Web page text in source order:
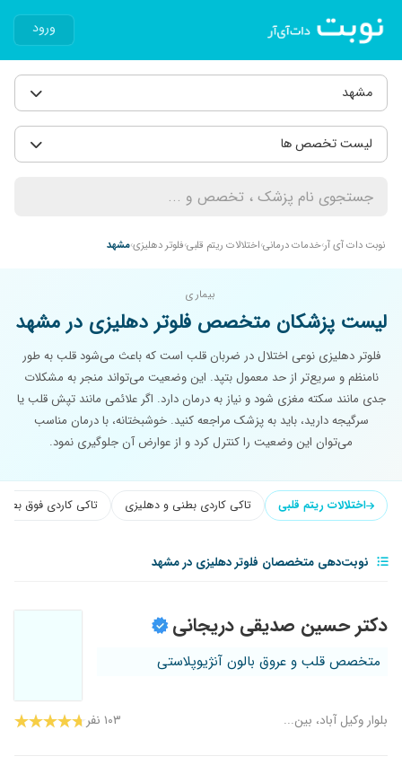
ورود
مشهد
لیست تخصص ها
نوبت دات آی آر خدمات درمانی اختلالات ریتم قلبی فلوتر دهلیزیمشهد
بیماری
لیست پزشکان متخصص فلوتر دهلیزی در مشهد
فلوتر دهلیزی نوعی اختلال در ضربان قلب است که باعث می‌شود قلب به طور
نامنظم و سریع‌تر از حد معمول بتپد. این وضعیت می‌تواند منجر به مشکلات
جدی مانند سکته مغزی شود و نیاز به درمان دارد. اگر علائمی مانند تپش قلب یا
سرگیجه دارید، باید به پزشک مراجعه کنید. خوشبختانه، با درمان مناسب
می‌توان این وضعیت را کنترل کرد و از عوارض آن جلوگیری نمود.
اختلالات ریتم قلبی تاکی کاردی بطنی و دهلیزی تاکی کاردی فوق
نوبت‌دهی متخصصان فلوتر دهلیزی در مشهد
دکتر حسین صدیقی دریجانی
متخصص قلب و عروق بالون آنژیوپلاستی
بلوار وکیل آباد، بین... ۱۰۳ نفر